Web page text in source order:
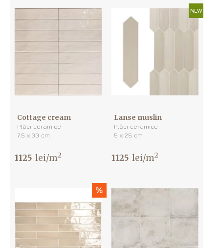
Cottage cream
Plăci ceramice
7.5 х 30 cm
1125 lei/m2
NEW
Lanse muslin
Plăci ceramice
5 х 25 cm
1125 lei/m2
%